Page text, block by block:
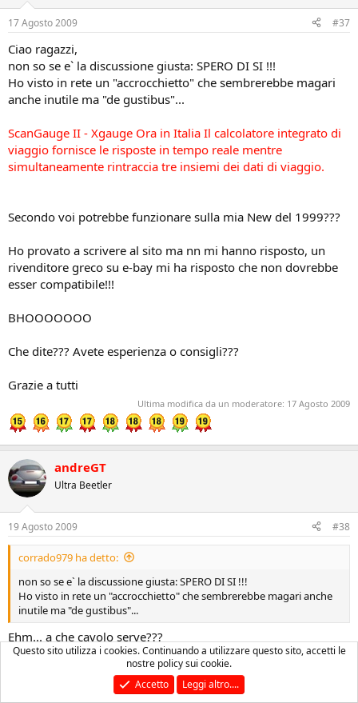
17 Agosto 2009 #37
Ciao ragazzi,
non so se e` la discussione giusta: SPERO DI SI !!!
Ho visto in rete un "accrocchietto" che sembrerebbe magari
anche inutile ma "de gustibus"...
ScanGauge II - Xgauge Ora in Italia Il calcolatore integrato di
viaggio fornisce le risposte in tempo reale mentre
simultaneamente rintraccia tre insiemi dei dati di viaggio.
Secondo voi potrebbe funzionare sulla mia New del 1999???
Ho provato a scrivere al sito ma nn mi hanno risposto, un
rivenditore greco su e-bay mi ha risposto che non dovrebbe
esser compatibile!!!
BHOOOOOOO
Che dite??? Avete esperienza o consigli???
Grazie a tutti
Ultima modifica da un moderatore: 17 Agosto 2009
andreGT
Ultra Beetler
19 Agosto 2009 #38
corrado979 ha detto:
non so se e` la discussione giusta: SPERO DI SI !!!
Ho visto in rete un "accrocchietto" che sembrerebbe magari anche
inutile ma "de gustibus"...
Ehm... a che cavolo serve???
Non ho capito!
Questo sito utilizza i cookies. Continuando a utilizzare questo sito, accetti le
nostre policy sui cookie.
Accetto
Leggi altro....